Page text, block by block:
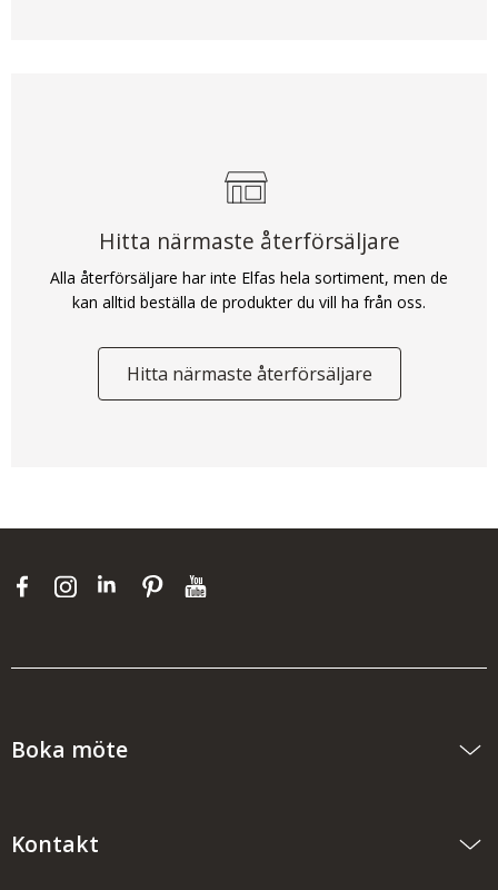
Hitta närmaste återförsäljare
Alla återförsäljare har inte Elfas hela sortiment, men de
kan alltid beställa de produkter du vill ha från oss.
Hitta närmaste återförsäljare
Boka möte
Kontakt